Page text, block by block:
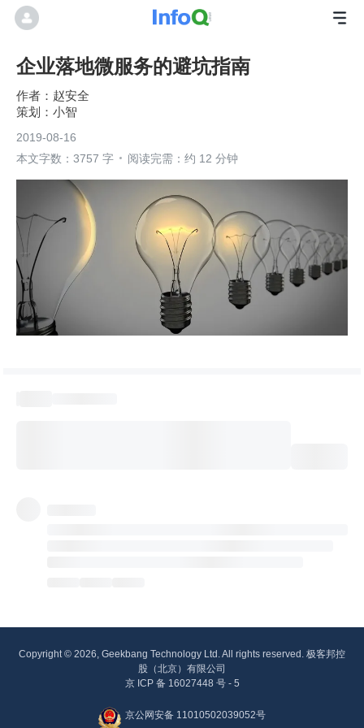
企业落地微服务的避坑指南
赵安全
小智
2019-08-16
本文字数：3757 字
阅读完需：约 12 分钟
Copyright © 2026, Geekbang Technology Ltd. All rights reserved. 极客邦控
股（北京）有限公司
京 ICP 备 16027448 号 - 5
京公网安备 11010502039052号